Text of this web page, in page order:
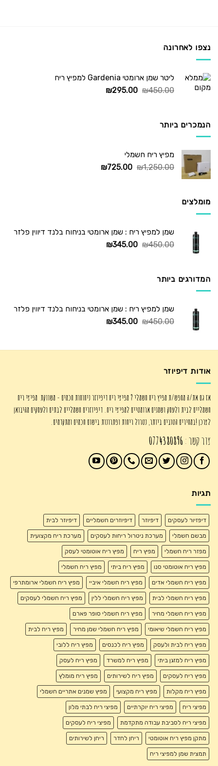
נצפו לאחרונה
ליטר שמן ארומטי Gardenia למפיץ ריח
₪450.00
המחיר
₪295.00
המחיר
הנמכרים ביותר
מפיץ ריח חשמלי
₪1,250.00
המחיר
₪725.00
המחיר
מומלצים
שמן למפיץ ריח : שמן ארומטי בניחוח בלנד דיווין פלזר
₪450.00
המחיר
₪345.00
המחיר
המדורגים ביותר
שמן למפיץ ריח : שמן ארומטי בניחוח בלנד דיווין פלזר
₪450.00
המחיר
₪450.00.
₪345.00
המחיר
₪345.00.
אודות דיפיוזר
אז גם את/ה מחפש/ת מפיץ ריח חשמלי ? מפיצי ריח דיפיוזר ניחוחות חכמים - משווקת מפיצי ריח
חשמליים לבית ולעסק ושמנים ארומטיים למפיצי ריח. דיפיוזרים חשמליים לבתים ולעסקים מהיבואן
לצרכן !במחירים הטובים ביותר, נטרול ריחות ופתרונות בישום חכמים ומתקדמים.
צור קשר : 0774380896
תגיות
דיפזיור לעסקים דיפיוזר דיפיוזרים חשמליים דיפיוזר לבית
מבשם חשמלי מערכת ניטרול ריחות לעסקים מערכת ריח מקצועית
מפזר ריח חשמלי מפיץ ריח מפיץ ריח אוטומטי לעסק
מפיץ ריח אוטומטי סנו מפיץ ריח ביתי מפיץ ריח חשמלי
מפיץ ריח חשמלי אדים מפיץ ריח חשמלי איביי מפיץ ריח חשמלי ארומתרפי
מפיץ ריח חשמלי לבית מפיץ ריח חשמלי ללין מפיץ ריח חשמלי לעסקים
מפיץ ריח חשמלי מחיר מפיץ ריח חשמלי סופר פארם
מפיץ ריח חשמלי שיאומי מפיץ ריח חשמלי שמן מחיר מפיץ ריח לבית
מפיץ ריח לבית ולעסק מפיץ ריח לכנסים מפיץ ריח ללובי
מפיץ ריח למזגן ביתי מפיץ ריח למשרד מפיץ ריח לעסק
מפיץ ריח לעסקים מפיץ ריח לשירותים מפיץ ריח מומלץ
מפיץ ריח מקלות מפיץ ריח מקצועי מפיץ שמנים אתריים חשמלי
מפיצי ריח מפיצי ריח יוקרתיים מפיצי ריח לבתי מלון
מפיצי ריח לסביבת עבודה מתקדמת מפיצי ריח לעסקים
מתקן מפיץ ריח אוטומטי ריחן לחדר ריחן לשירותים
תמצית שמן למפיצי ריח